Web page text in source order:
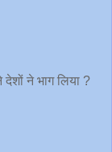
ने भाग लिया ?